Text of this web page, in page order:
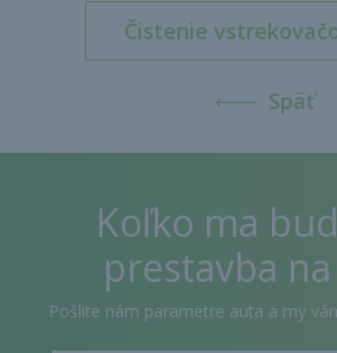
Čistenie
Späť
Koľko ma
prestavba na
Pošlite nám parametre auta a my